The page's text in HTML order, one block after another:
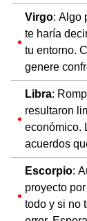
Virgo: Algo
te haría
tu entorno.
genere
Libra:
resultaron
económico.
acuerdos
Escorpio:
proyecto
todo y si no